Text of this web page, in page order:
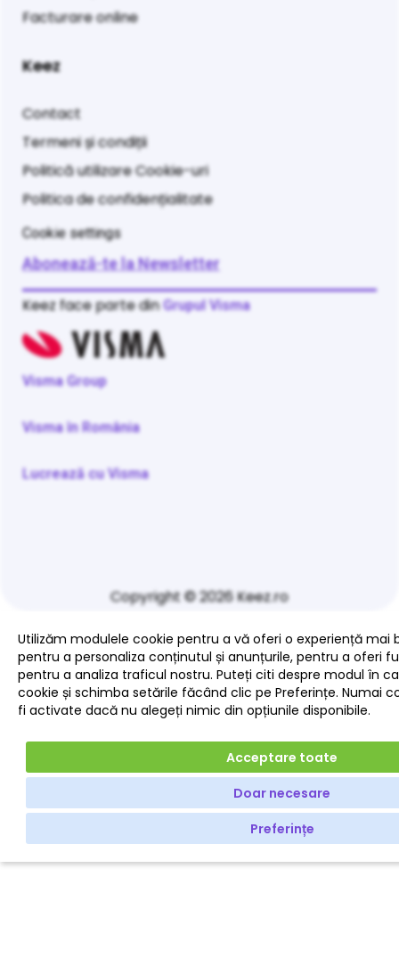
Facturare online
Keez
Contact
Termeni și condiții
Politică utilizare Cookie-uri
Politica de confidențialitate
Cookie settings
Abonează-te la Newsletter
Keez face parte dinGrupul Visma
Visma Group
Visma în România
Lucrează cu Visma
Copyright © 2026 Keez.ro